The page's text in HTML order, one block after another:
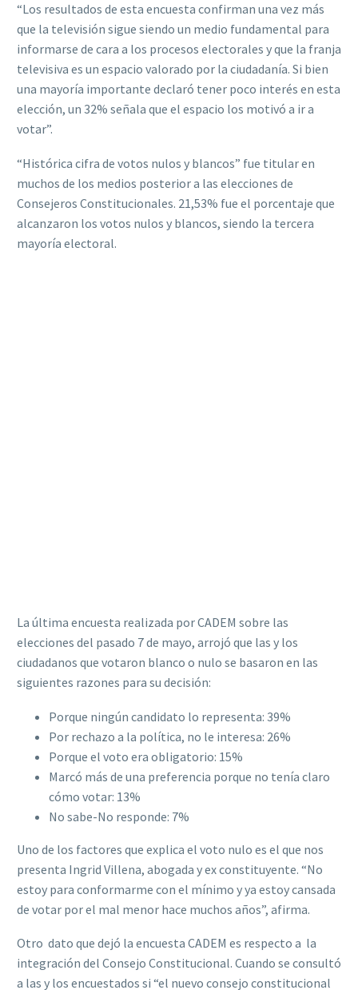
“Los resultados de esta encuesta confirman una vez más
que la televisión sigue siendo un medio fundamental para
informarse de cara a los procesos electorales y que la franja
televisiva es un espacio valorado por la ciudadanía. Si bien
una mayoría importante declaró tener poco interés en esta
elección, un 32% señala que el espacio los motivó a ir a
votar”.
“Histórica cifra de votos nulos y blancos” fue titular en
muchos de los medios posterior a las elecciones de
Consejeros Constitucionales. 21,53% fue el porcentaje que
alcanzaron los votos nulos y blancos, siendo la tercera
mayoría electoral.
La última encuesta realizada por CADEM sobre las
elecciones del pasado 7 de mayo, arrojó que las y los
ciudadanos que votaron blanco o nulo se basaron en las
siguientes razones para su decisión:
Porque ningún candidato lo representa: 39%
Por rechazo a la política, no le interesa: 26%
Porque el voto era obligatorio: 15%
Marcó más de una preferencia porque no tenía claro
cómo votar: 13%
No sabe-No responde: 7%
Uno de los factores que explica el voto nulo es el que nos
presenta Ingrid Villena, abogada y ex constituyente. “No
estoy para conformarme con el mínimo y ya estoy cansada
de votar por el mal menor hace muchos años”, afirma.
Otro dato que dejó la encuesta CADEM es respecto a la
integración del Consejo Constitucional. Cuando se consultó
a las y los encuestados si “el nuevo consejo constitucional